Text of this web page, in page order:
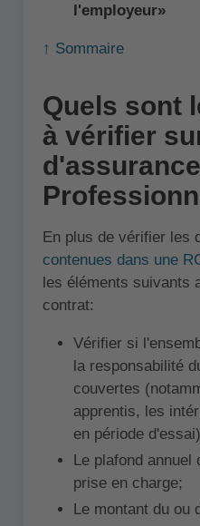
l'employeur»
↑ Sommaire
Quels sont
à vérifier
En plus de vérifier les
contenues dans une
les éléments suivants
contrat:
Vérifier si
la responsabilité
couvertes
apprentis, les
en période d'essai)
Le plafond annuel
prise en charge;
Le montant du ou